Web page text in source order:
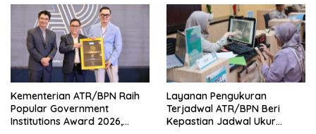
Kementerian ATR/BPN Raih
Popular Government
Institutions Award 2026,
Layanan Pengukuran
Terjadwal ATR/BPN Beri
Kepastian Jadwal Ukur